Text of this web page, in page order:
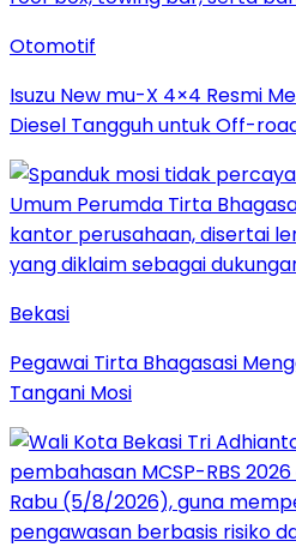
Otomotif
Isuzu New mu-X 4×4 Resmi
Diesel Tangguh untuk Off-
Bekasi
Pegawai Tirta Bhagasasi
Tangani Mosi